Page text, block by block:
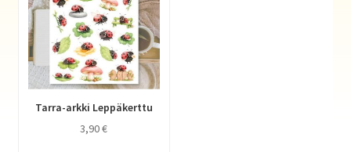
Tarra-arkki Leppäkerttu
3,90€